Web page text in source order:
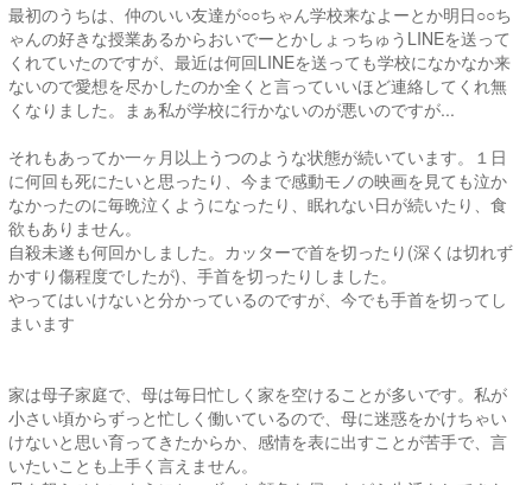
最初のうちは、仲のいい友達が○○ちゃん学校来なよーとか明日○○ち
ゃんの好きな授業あるからおいでーとかしょっちゅうLINEを送って
くれていたのですが、最近は何回LINEを送っても学校になかなか来
ないので愛想を尽かしたのか全くと言っていいほど連絡してくれ無
くなりました。まぁ私が学校に行かないのが悪いのですが...
それもあってか一ヶ月以上うつのような状態が続いています。１日
に何回も死にたいと思ったり、今まで感動モノの映画を見ても泣か
なかったのに毎晩泣くようになったり、眠れない日が続いたり、食
欲もありません。
自殺未遂も何回かしました。カッターで首を切ったり(深くは切れず
かすり傷程度でしたが)、手首を切ったりしました。
やってはいけないと分かっているのですが、今でも手首を切ってし
まいます
家は母子家庭で、母は毎日忙しく家を空けることが多いです。私が
小さい頃からずっと忙しく働いているので、母に迷惑をかけちゃい
けないと思い育ってきたからか、感情を表に出すことが苦手で、言
いたいことも上手く言えません。